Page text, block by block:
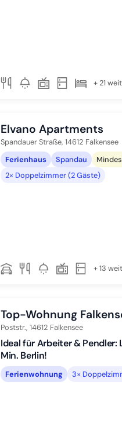
+ 21
Elvano Apartments
Spandauer Straße, 14612 Falkensee
Ferienhaus
Spandau
2× Doppelzimmer (2 Gäste)
+ 13
Top-Wohnung
Poststr., 14612 Falkensee
Ideal für Arbeiter &
Min. Berlin!
Ferienwohnung 3×